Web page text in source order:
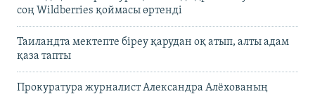
соң Wildberries қоймасы өртенді
Таиландта мектепте біреу қарудан оқ атып, алты адам
қаза тапты
Прокуратура журналист Александра Алёхованың